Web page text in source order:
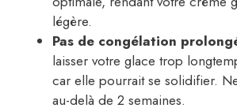
légère.
Pas de congélation
laisser votre glace trop
car elle pourrait se solidifier.
au-delà de 2 semaines.